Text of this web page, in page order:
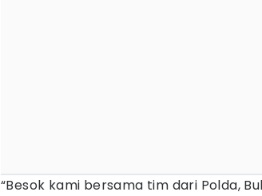
“Besok kami bersama tim dari Polda,